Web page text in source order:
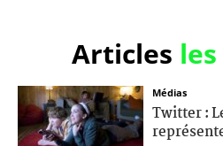
Articles
Médias
Twitter :